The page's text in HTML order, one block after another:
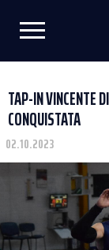
TAP-IN VINCENTE
CONQUISTATA
02.10.2023